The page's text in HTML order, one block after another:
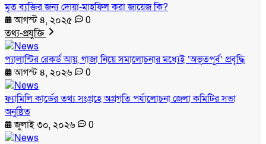
মৃত ব্যক্তির জন্য দোয়া-মাহফিল করা জায়েজ কি?
আগস্ট ৪, ২০২৫
0
তথ্য-প্রযুক্তি
প্যালান্টির রেকর্ড আয়, গাজা নিয়ে সমালোচনার মধ্যেই ‘অভূতপূর্ব’ প্রবৃদ্ধি
আগস্ট ৪, ২০২৬
0
ফ্যামিলি কার্ডের তথ্য সংগ্রহে অগ্রগতি পর্যালোচনা জেলা কমিটির সভা
অনুষ্ঠিত
জুলাই ৩০, ২০২৬
0